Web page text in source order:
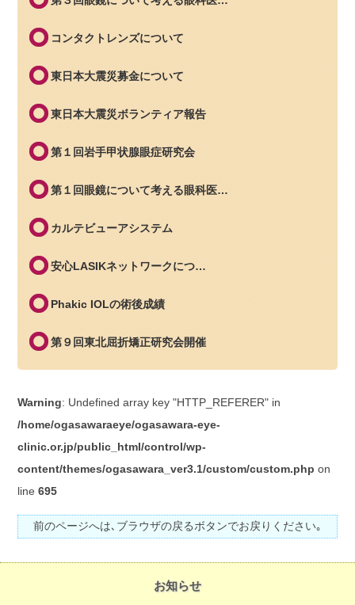
コンタクトレンズについて
東日本大震災募金について
東日本大震災ボランティア報告
第１回岩手甲状腺眼症研究会
第１回眼鏡について考える眼科医…
カルテビューアシステム
安心LASIKネットワークにつ…
Phakic IOLの術後成績
第９回東北屈折矯正研究会開催
Warning: Undefined array key "HTTP_REFERER" in
/home/ogasawaraeye/ogasawara-eye-
clinic.or.jp/public_html/control/wp-
content/themes/ogasawara_ver3.1/custom/custom.php on
line695
前のページへは､ブラウザの戻るボタンでお戻りください｡
お知らせ